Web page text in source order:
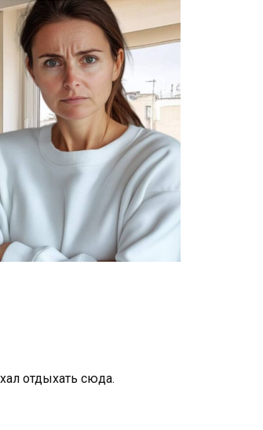
отдыхать сюда.